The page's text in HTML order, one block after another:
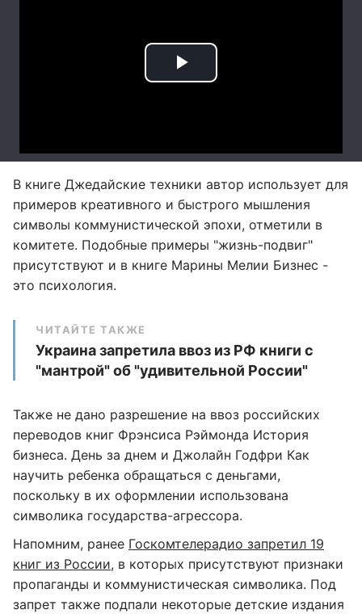
В книге Джедайские техники автор использует для
примеров креативного и быстрого мышления
символы коммунистической эпохи, отметили в
комитете. Подобные примеры "жизнь-подвиг"
присутствуют и в книге Марины Мелии Бизнес -
это психология.
ЧИТАЙТЕ ТАКЖЕ
Украина запретила ввоз из РФ книги с
"мантрой" об "удивительной России"
Также не дано разрешение на ввоз российских
переводов книг Фрэнсиса Рэймонда История
бизнеса. День за днем и Джолайн Годфри Как
научить ребенка обращаться с деньгами,
поскольку в их оформлении использована
символика государства-агрессора.
Напомним, ранее Госкомтелерадио запретил 19
книг из России, в которых присутствуют признаки
пропаганды и коммунистическая символика. Под
запрет также подпали некоторые детские издания